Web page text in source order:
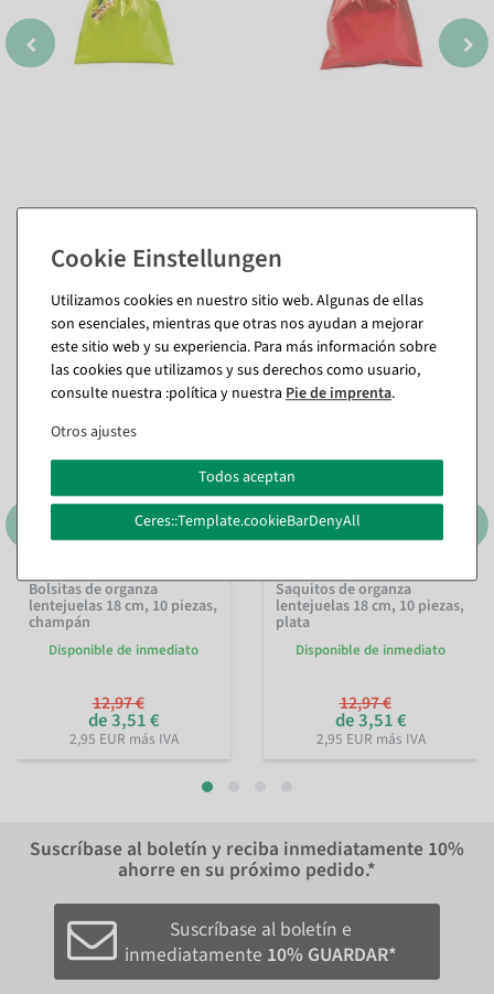
También te puede gustar (8)
%
Bolsitas de organza
lentejuelas 18 cm, 10 piezas,
champán
Disponible de inmediato
12,97 €
de 3,51 €
2,95 EUR más IVA
Saquitos de organza
lentejuelas 18 cm, 10 piezas,
plata
Disponible de inmediato
12,97 €
de 3,51 €
2,95 EUR más IVA
Suscríbase al boletín y reciba inmediatamente 10%
ahorre en su próximo pedido.*
Suscríbase al boletín e
inmediatamente 10% GUARDAR*
Utilizamos cookies en nuestro sitio web. Algunas de ellas
son esenciales, mientras que otras nos ayudan a mejorar
este sitio web y su experiencia. Para más información sobre
las cookies que utilizamos y sus derechos como usuario,
consulte nuestra :política y nuestra Pie de imprenta.
Otros ajustes
Todos aceptan
Ceres::Template.cookieBarDenyAll